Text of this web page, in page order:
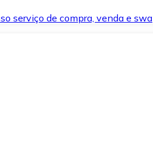
serviço de compra, venda e